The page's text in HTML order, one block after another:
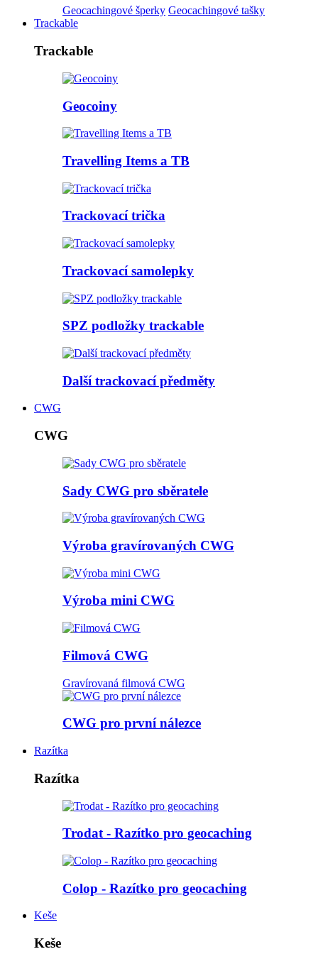
Geocachingové šperky Geocachingové tašky
Trackable
Trackable
Geocoiny
Travelling Items a TB
Trackovací trička
Trackovací samolepky
SPZ podložky trackable
Další trackovací předměty
CWG
CWG
Sady CWG pro sběratele
Výroba gravírovaných CWG
Výroba mini CWG
Filmová CWG
Gravírovaná filmová CWG
CWG pro první nálezce
Razítka
Razítka
Trodat - Razítko pro geocaching
Colop - Razítko pro geocaching
Keše
Keše